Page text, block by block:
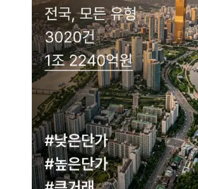
네이버 지도 연결
현재 네이버 지도 연결이 원활하지 않아 지
이용에 불편을 드려 죄송합
다시 시도